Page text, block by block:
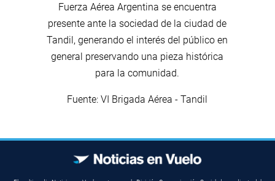
Fuerza Aérea Argentina se encuentra
presente ante la sociedad de la ciudad de
Tandil, generando el interés del público en
general preservando una pieza histórica
para la comunidad.
Fuente: VI Brigada Aérea - Tandil